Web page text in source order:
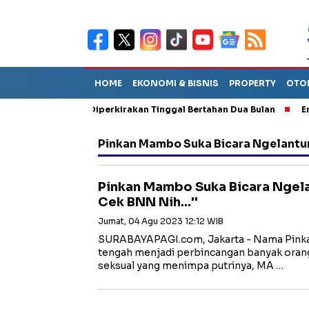
HOME EKONOMI & BISNIS PROPERTY
Sebut TPA Diperkirakan Tinggal Bertahan Dua Bulan
Pinkan Mambo Suka Bicara
Pinkan Mambo Suka Bicara
Cek BNN Nih...''
Jumat, 04 Agu 2023 12:12 WIB
SURABAYAPAGI.com, Jakarta - Nama
tengah menjadi perbincangan banyak
seksual yang menimpa putrinya, MA …